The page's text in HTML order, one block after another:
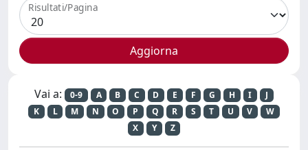
Risultati/Pagina
Vai a: 0-9 A B C D E F G H I
J
K
L M N O P Q R S T U V
W
X
Y Z